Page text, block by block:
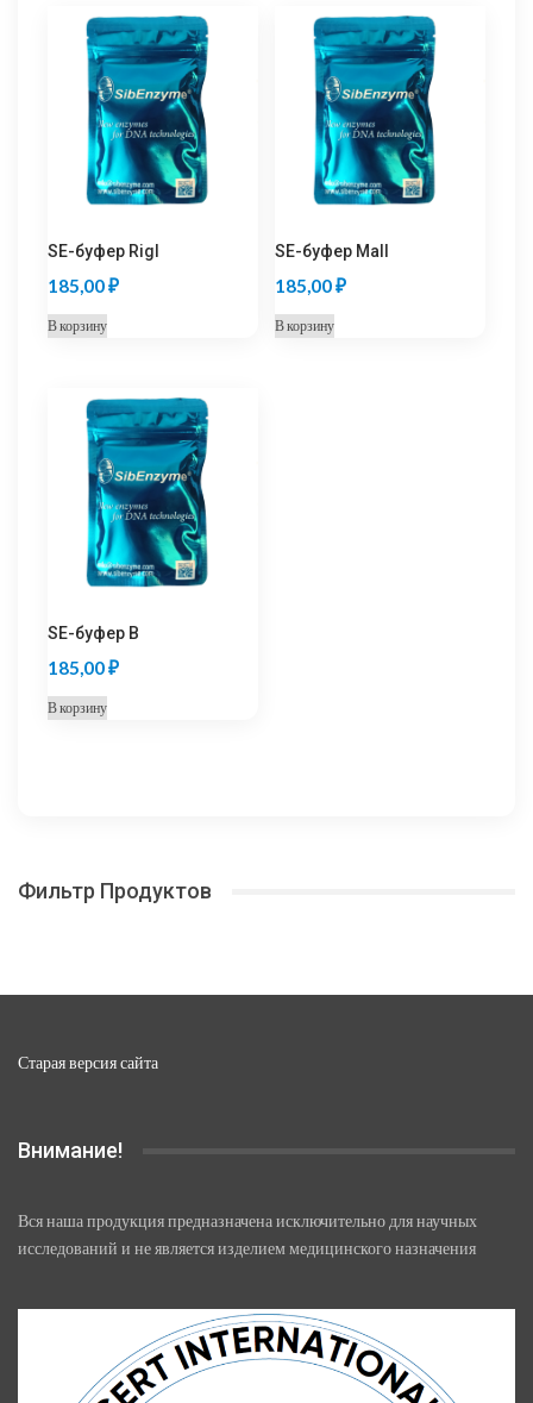
SE-буфер RigI
185,00₽
В корзину
SE-буфер MalI
185,00₽
В корзину
SE-буфер B
185,00₽
В корзину
Фильтр Продуктов
Старая версия сайта
Внимание!
Вся наша продукция предназначена исключительно для научных
исследований и не является изделием медицинского назначения